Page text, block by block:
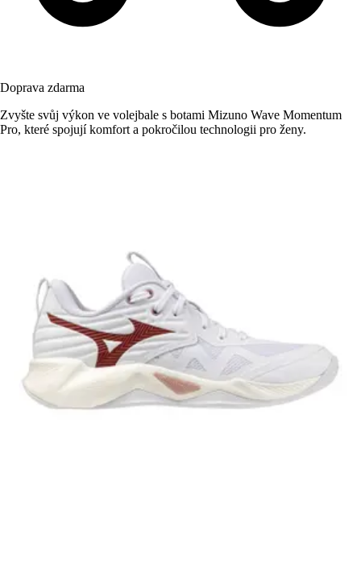
Doprava zdarma
Zvyšte svůj výkon ve volejbale s botami Mizuno Wave Momentum
Pro, které spojují komfort a pokročilou technologii pro ženy.